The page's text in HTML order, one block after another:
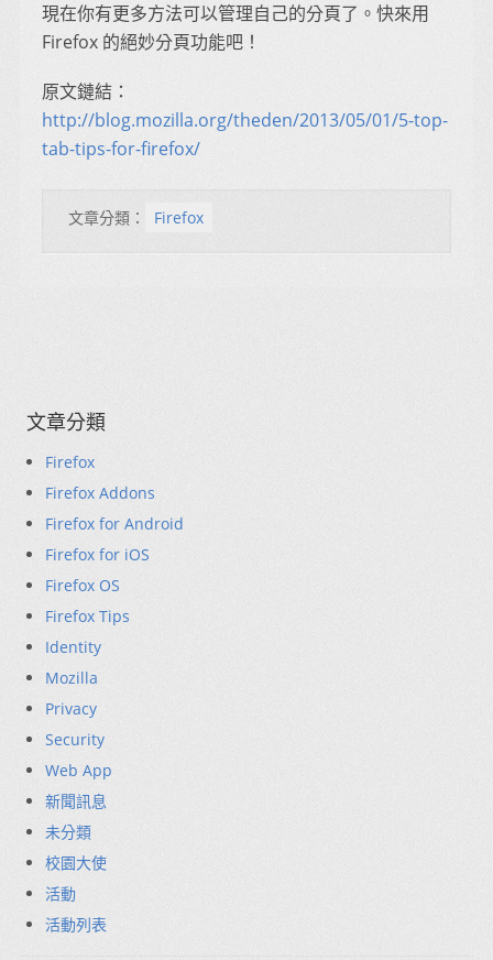
現在你有更多方法可以管理自己的分頁了。快來用
Firefox 的絕妙分頁功能吧！
原文鏈結：
http://blog.mozilla.org/theden/2013/05/01/5-top-
tab-tips-for-firefox/
文章分類： Firefox
文章分類
Firefox
Firefox Addons
Firefox for Android
Firefox for iOS
Firefox OS
Firefox Tips
Identity
Mozilla
Privacy
Security
Web App
新聞訊息
未分類
校園大使
活動
活動列表